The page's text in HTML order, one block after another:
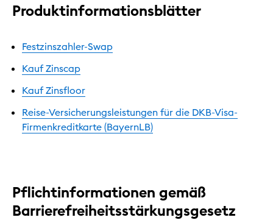
Produktinformationsblätter
Festzinszahler-Swap
Kauf Zinscap
Kauf Zinsfloor
Reise-Versicherungsleistungen für die DKB-Visa-
Firmenkreditkarte (BayernLB)
Pflichtinformationen gemäß
Barrierefreiheitsstärkungsgesetz